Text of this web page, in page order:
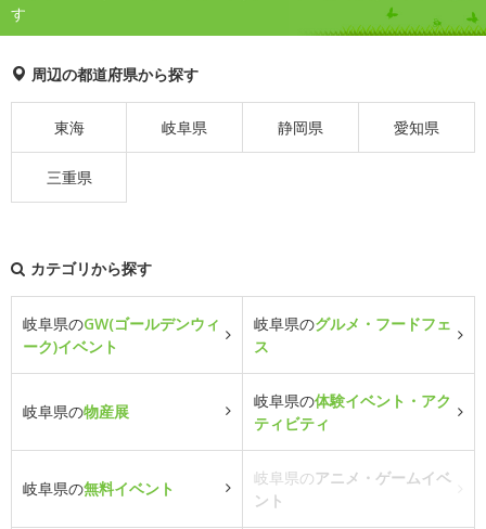
す
周辺の都道府県から探す
東海 岐阜県 静岡県 愛知県
三重県
カテゴリから探す
岐阜県のGW(ゴールデンウィ
ーク)イベント
岐阜県のグルメ・フードフェ
ス
岐阜県の物産展
岐阜県の体験イベント・アク
ティビティ
岐阜県の無料イベント
岐阜県のアニメ・ゲームイベ
ント